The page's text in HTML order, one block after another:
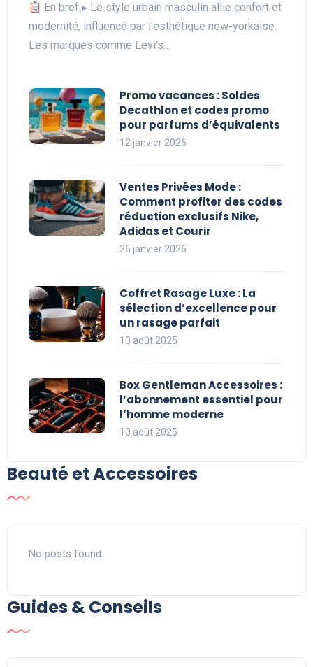
En bref ▸ Le style urbain masculin allie confort et
modernité, influencé par l'esthétique new-yorkaise.
Les marques comme Levi's…
Promo vacances : Soldes
Decathlon et codes promo
pour parfums d’équivalents
12 janvier 2026
Ventes Privées Mode :
Comment profiter des codes
réduction exclusifs Nike,
Adidas et Courir
26 janvier 2026
Coffret Rasage Luxe : La
sélection d’excellence pour
un rasage parfait
10 août 2025
Box Gentleman Accessoires :
l’abonnement essentiel pour
l’homme moderne
10 août 2025
Beauté et Accessoires
No posts found.
Guides & Conseils